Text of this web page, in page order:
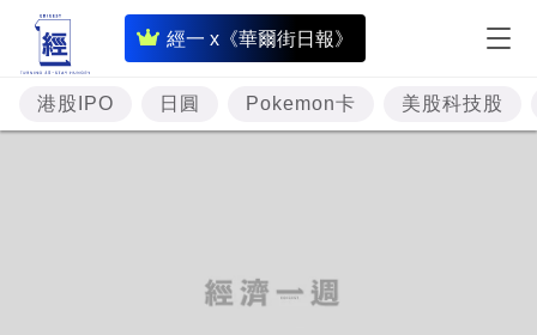
經一 x《華爾街日報》
即
時
財
經
港股IPO 日圓 Pokemon卡 美股科技股